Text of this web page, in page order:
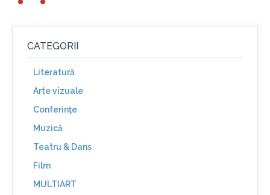
CATEGORII
Literatură
Arte vizuale
Conferinţe
Muzică
Teatru & Dans
Film
MULTIART